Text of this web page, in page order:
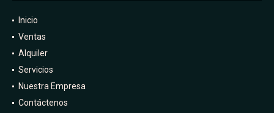
Inicio
Ventas
Alquiler
Servicios
Nuestra Empresa
Contáctenos